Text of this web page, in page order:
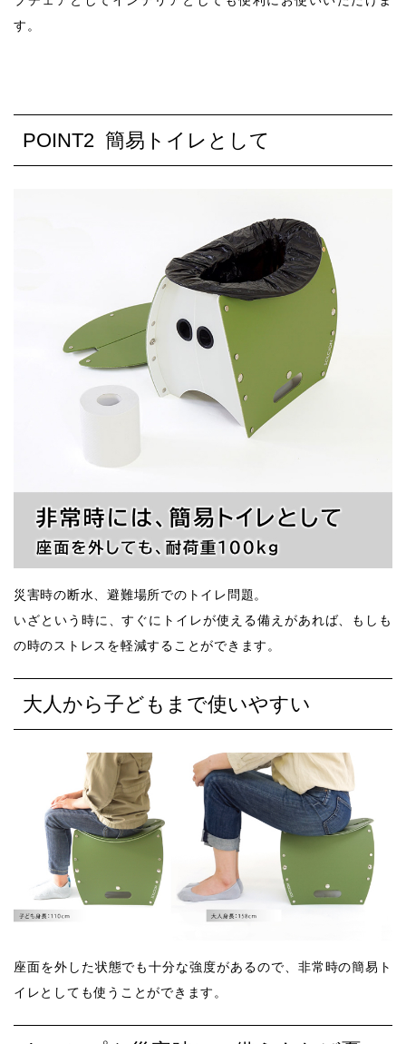
す。
POINT2 簡易トイレとして
災害時の断水、避難場所でのトイレ問題。
いざという時に、すぐにトイレが使える備えがあれば、もしも
の時のストレスを軽減することができます。
大人から子どもまで使いやすい
座面を外した状態でも十分な強度があるので、非常時の簡易ト
イレとしても使うことができます。